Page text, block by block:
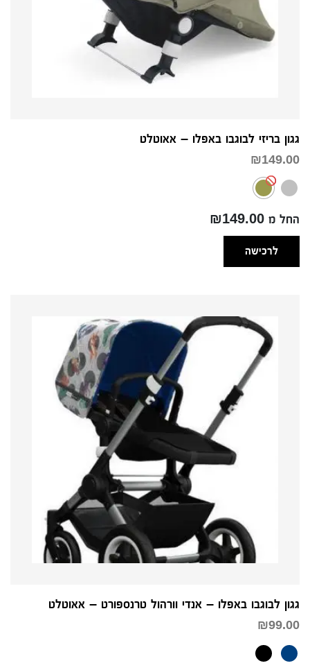
גגון בריזי לבוגבו באפלו – אאוטלט
₪149.00
החל מ ₪149.00
לרכישה
גגון לבוגבו באפלו – אנדי וורהול טרנספורט – אאוטלט
₪99.00